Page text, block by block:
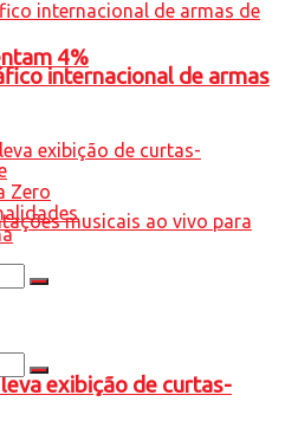
4%
exibição de curtas-
internacional de armas
Zero